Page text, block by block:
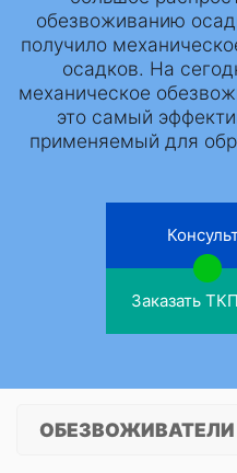
обезвоживанию
получило
осадков. На
механическое
это самый
применяемый для
Заказать